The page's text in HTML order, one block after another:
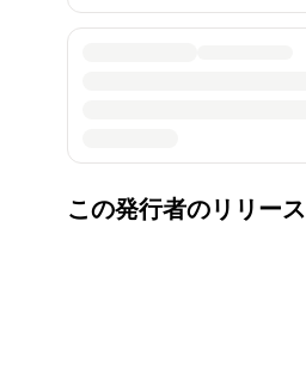
この発行者のリリース